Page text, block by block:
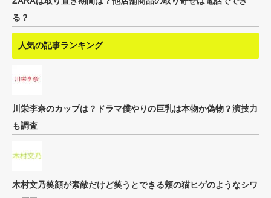
る？
人気の記事ランキング
川栄李奈のカップは？ドラマ僕やりの巨乳は本物か偽物？演技力
も調査
木村文乃笑顔が素敵だけど笑うとできる頬の猫ヒゲのようなシワ